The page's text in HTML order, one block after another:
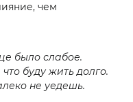
чем
было слабое.
буду жить долго.
не уедешь.